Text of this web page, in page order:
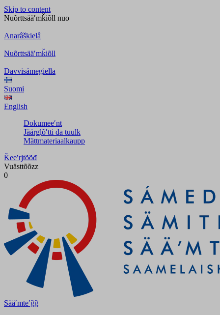
Skip to content
Nuõrttsääʹmǩiõll nuo
Anarâškielâ
Nuõrttsääʹmǩiõll
Davvisámegiella
Suomi
English
Dokumeeʹnt
Jåårǥlõʹtti da tuulk
Mättmateriaalkaupp
Ǩeeʹrjtõõđ
Vuästtõõzz
0
Sääʹmteʹǧǧ